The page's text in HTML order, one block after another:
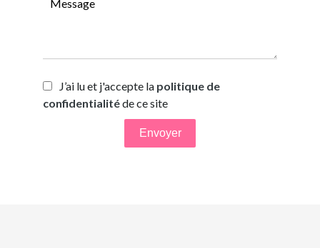
J’ai lu et j'accepte la politique de
confidentialitéde ce site
Envoyer